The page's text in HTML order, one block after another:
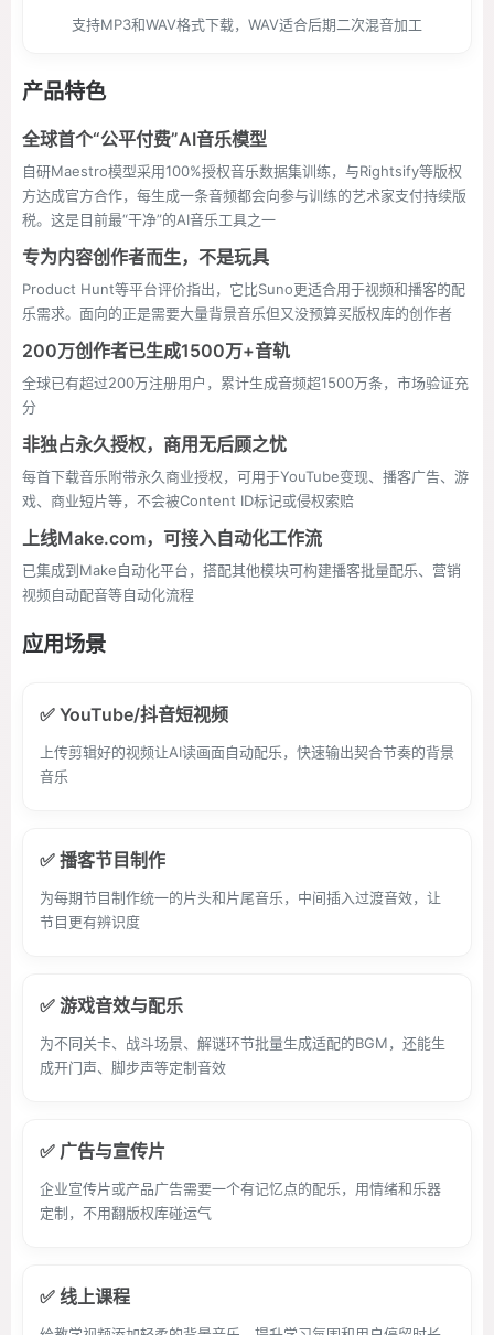
支持MP3和WAV格式下载，WAV适合后期二次混音加工
产品特色
全球首个“公平付费”AI音乐模型
自研Maestro模型采用100%授权音乐数据集训练，与Rightsify等版权
方达成官方合作，每生成一条音频都会向参与训练的艺术家支付持续版
税。这是目前最“干净”的AI音乐工具之一
专为内容创作者而生，不是玩具
Product Hunt等平台评价指出，它比Suno更适合用于视频和播客的配
乐需求。面向的正是需要大量背景音乐但又没预算买版权库的创作者
200万创作者已生成1500万+音轨
全球已有超过200万注册用户，累计生成音频超1500万条，市场验证充
分
非独占永久授权，商用无后顾之忧
每首下载音乐附带永久商业授权，可用于YouTube变现、播客广告、游
戏、商业短片等，不会被Content ID标记或侵权索赔
上线Make.com，可接入自动化工作流
已集成到Make自动化平台，搭配其他模块可构建播客批量配乐、营销
视频自动配音等自动化流程
应用场景
✅ YouTube/抖音短视频
上传剪辑好的视频让AI读画面自动配乐，快速输出契合节奏的背景
音乐
✅ 播客节目制作
为每期节目制作统一的片头和片尾音乐，中间插入过渡音效，让
节目更有辨识度
✅ 游戏音效与配乐
为不同关卡、战斗场景、解谜环节批量生成适配的BGM，还能生
成开门声、脚步声等定制音效
✅ 广告与宣传片
企业宣传片或产品广告需要一个有记忆点的配乐，用情绪和乐器
定制，不用翻版权库碰运气
✅ 线上课程